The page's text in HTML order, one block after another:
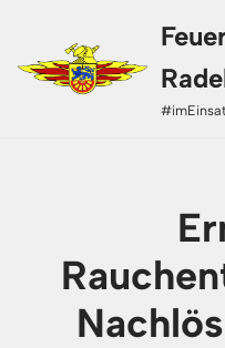
Zum
Inhalt